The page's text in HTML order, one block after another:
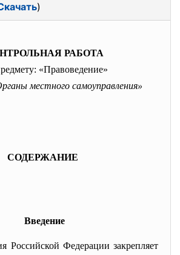
)
РАБОТА
«Правоведение»
местного самоуправления»
СОДЕРЖАНИЕ
Введение
Российской Федерации закрепляет